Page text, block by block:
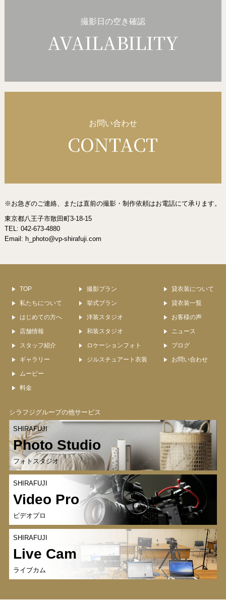
撮影日の空き確認
AVAILABILITY
お問い合わせ
CONTACT
※お急ぎのご連絡、または直前の撮影・制作依頼はお電話にて承ります。
東京都八王子市散田町3-18-15
TEL: 042-673-4880
Email: h_photo@vp-shirafuji.com
TOP
私たちについて
はじめての方へ
店舗情報
スタッフ紹介
ギャラリー
ムービー
料金
撮影プラン
挙式プラン
洋装スタジオ
和装スタジオ
ロケーションフォト
ジルスチュアート衣装
貸衣装について
貸衣装一覧
お客様の声
ニュース
ブログ
お問い合わせ
シラフジグループの他サービス
SHIRAFUJI
Photo Studio
フォトスタジオ
SHIRAFUJI
Video Pro
ビデオプロ
SHIRAFUJI
Live Cam
ライブカム